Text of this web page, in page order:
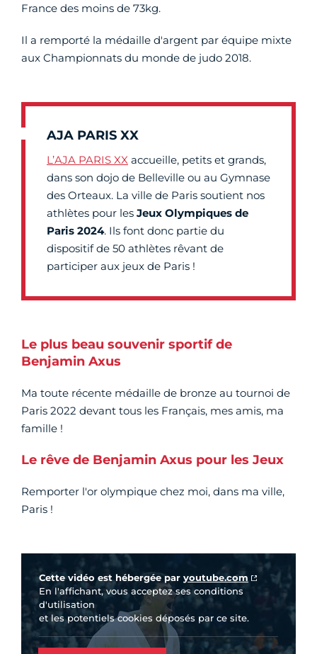
France des moins de 73kg.
Il a remporté la médaille d'argent par équipe mixte
aux Championnats du monde de judo 2018.
AJA PARIS XX
L’AJA PARIS XX accueille, petits et grands,
dans son dojo de Belleville ou au Gymnase
des Orteaux. La ville de Paris soutient nos
athlètes pour les Jeux Olympiques de
Paris 2024. Ils font donc partie du
dispositif de 50 athlètes rêvant de
participer aux jeux de Paris !
Le plus beau souvenir sportif de
Benjamin Axus
Ma toute récente médaille de bronze au tournoi de
Paris 2022 devant tous les Français, mes amis, ma
famille !
Le rêve de Benjamin Axus pour les Jeux
Remporter l'or olympique chez moi, dans ma ville,
Paris !
Vidéo Youtube
Cette vidéo est hébergée par youtube.com
En l'affichant, vous acceptez ses conditions
d'utilisation
et les potentiels cookies déposés par ce site.